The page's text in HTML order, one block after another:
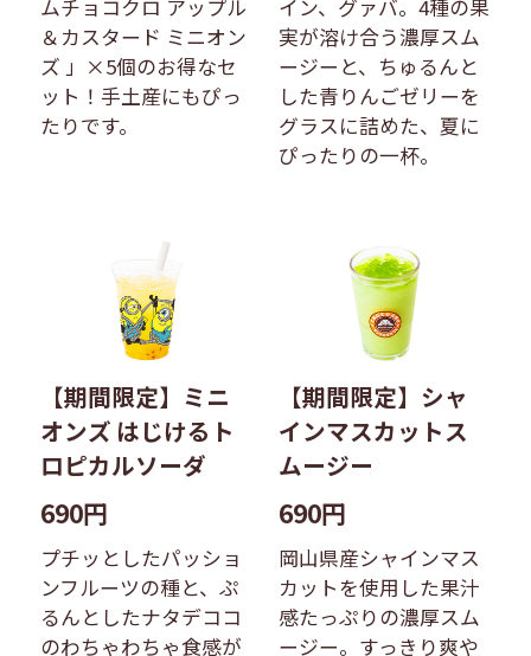
ムチョコクロ アップル
＆カスタード ミニオン
ズ 」×5個のお得なセ
ット！手土産にもぴっ
たりです。
イン、グァバ。4種の果
実が溶け合う濃厚スム
ージーと、ちゅるんと
した青りんごゼリーを
グラスに詰めた、夏に
ぴったりの一杯。
【期間限定】ミニ
オンズ はじけるト
ロピカルソーダ
690円
プチッとしたパッショ
ンフルーツの種と、ぷ
るんとしたナタデココ
のわちゃわちゃ食感が
【期間限定】シャ
インマスカットス
ムージー
690円
岡山県産シャインマス
カットを使用した果汁
感たっぷりの濃厚スム
ージー。すっきり爽や